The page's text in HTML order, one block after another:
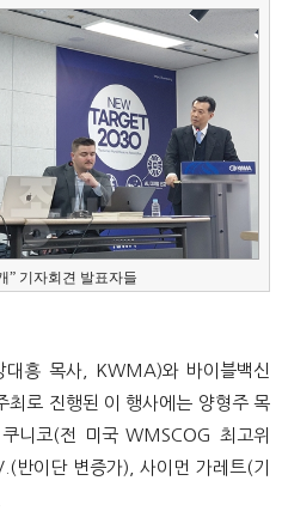
” 기자회견 발표자들
대흥 목사, KWMA)와 바이블백신
최로 진행된 이 행사에는 양형주 목
니코(전 미국 WMSCOG 최고위
반이단 변증가), 사이먼 가레트(기